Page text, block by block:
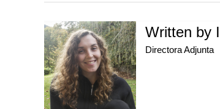
Written by
Directora Adjunta